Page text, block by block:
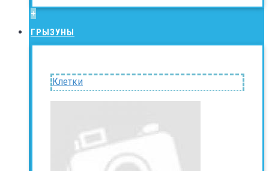
+
ГРЫЗУНЫ
Клетки